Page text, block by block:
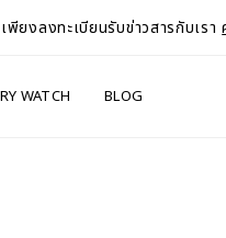
ยงลงทะเบียนรับข่าวสารกับเรา
WATCH BLOG